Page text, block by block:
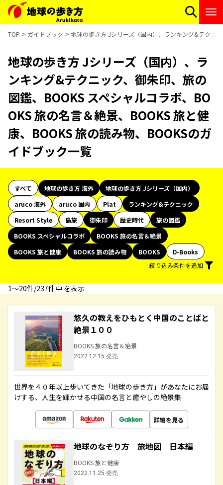
TOP ガイドブック 地球の歩き方 Jシリーズ（国内）、ランキング&テクニ
地球の歩き方 Jシリーズ（国内）、ラ
ンキング&テクニック、御朱印、旅の
図鑑、BOOKS スペシャルコラボ、BO
OKS 旅の名言＆絶景、BOOKS 旅と健
康、BOOKS 旅の読み物、BOOKSのガ
イドブック一覧
すべて 地球の歩き方 海外
地球の歩き方 Jシリーズ（国内）
aruco 海外
aruco 国内 Plat
ランキング&テクニック
Resort Style
島旅 御朱印 歴史時代
旅の図鑑
BOOKS スペシャルコラボ
BOOKS 旅の名言＆絶景
BOOKS 旅と健康
BOOKS 旅の読み物 BOOKS
D-Books
絞り込み条件を追加
1〜20件/237件中 を表示
悠久の教えをひもとく中国のことばと
絶景１００
BOOKS 旅の名言＆絶景
2022.12.15 発売
世界を４０年以上歩いてきた「地球の歩き方」があなたにお届
けする、人生を輝かせる中国の名言と癒やしの絶景集
詳細を見る
地球のなぞり方 旅地図 日本編
BOOKS 旅と健康
2022.11.25 発売